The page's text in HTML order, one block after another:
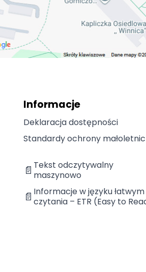
Informacje
Deklaracja dostępności
Standardy ochrony
📄 Tekst odczytywalny
maszynowo
📄 Informacje w języku
czytania – ETR (Easy to